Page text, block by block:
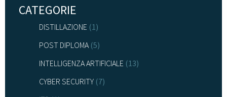
CATEGORIE
DISTILLAZIONE (1)
POST DIPLOMA(5)
INTELLIGENZA ARTIFICIALE (13)
CYBER SECURITY (7)